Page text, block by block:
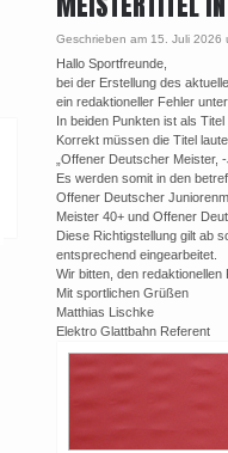
Geschrieben am 15. Juli 2026
Hallo Sportfreunde,
bei der Erstellung des
ein redaktioneller Fehler
In beiden Punkten ist als
Korrekt müssen die Titel
„Offener Deutscher Meister,
Es werden somit in den
Offener Deutscher
Meister 40+ und Offener
Diese Richtigstellung gilt ab
entsprechend eingearbeitet.
Wir bitten, den
Mit sportlichen Grüßen
Matthias Lischke
Elektro Glattbahn Referent